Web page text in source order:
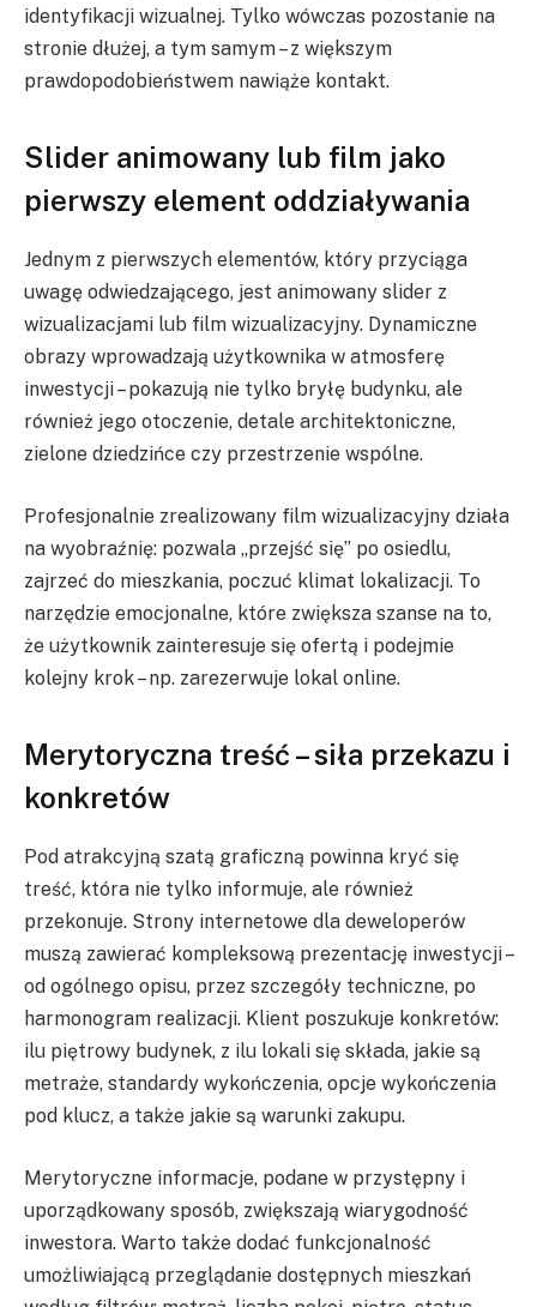
identyfikacji wizualnej. Tylko wówczas pozostanie na
stronie dłużej, a tym samym – z większym
prawdopodobieństwem nawiąże kontakt.
Slider animowany lub film jako
pierwszy element oddziaływania
Jednym z pierwszych elementów, który przyciąga
uwagę odwiedzającego, jest animowany slider z
wizualizacjami lub film wizualizacyjny. Dynamiczne
obrazy wprowadzają użytkownika w atmosferę
inwestycji – pokazują nie tylko bryłę budynku, ale
również jego otoczenie, detale architektoniczne,
zielone dziedzińce czy przestrzenie wspólne.
Profesjonalnie zrealizowany film wizualizacyjny działa
na wyobraźnię: pozwala „przejść się” po osiedlu,
zajrzeć do mieszkania, poczuć klimat lokalizacji. To
narzędzie emocjonalne, które zwiększa szanse na to,
że użytkownik zainteresuje się ofertą i podejmie
kolejny krok – np. zarezerwuje lokal online.
Merytoryczna treść – siła przekazu i
konkretów
Pod atrakcyjną szatą graficzną powinna kryć się
treść, która nie tylko informuje, ale również
przekonuje. Strony internetowe dla deweloperów
muszą zawierać kompleksową prezentację inwestycji –
od ogólnego opisu, przez szczegóły techniczne, po
harmonogram realizacji. Klient poszukuje konkretów:
ilu piętrowy budynek, z ilu lokali się składa, jakie są
metraże, standardy wykończenia, opcje wykończenia
pod klucz, a także jakie są warunki zakupu.
Merytoryczne informacje, podane w przystępny i
uporządkowany sposób, zwiększają wiarygodność
inwestora. Warto także dodać funkcjonalność
umożliwiającą przeglądanie dostępnych mieszkań